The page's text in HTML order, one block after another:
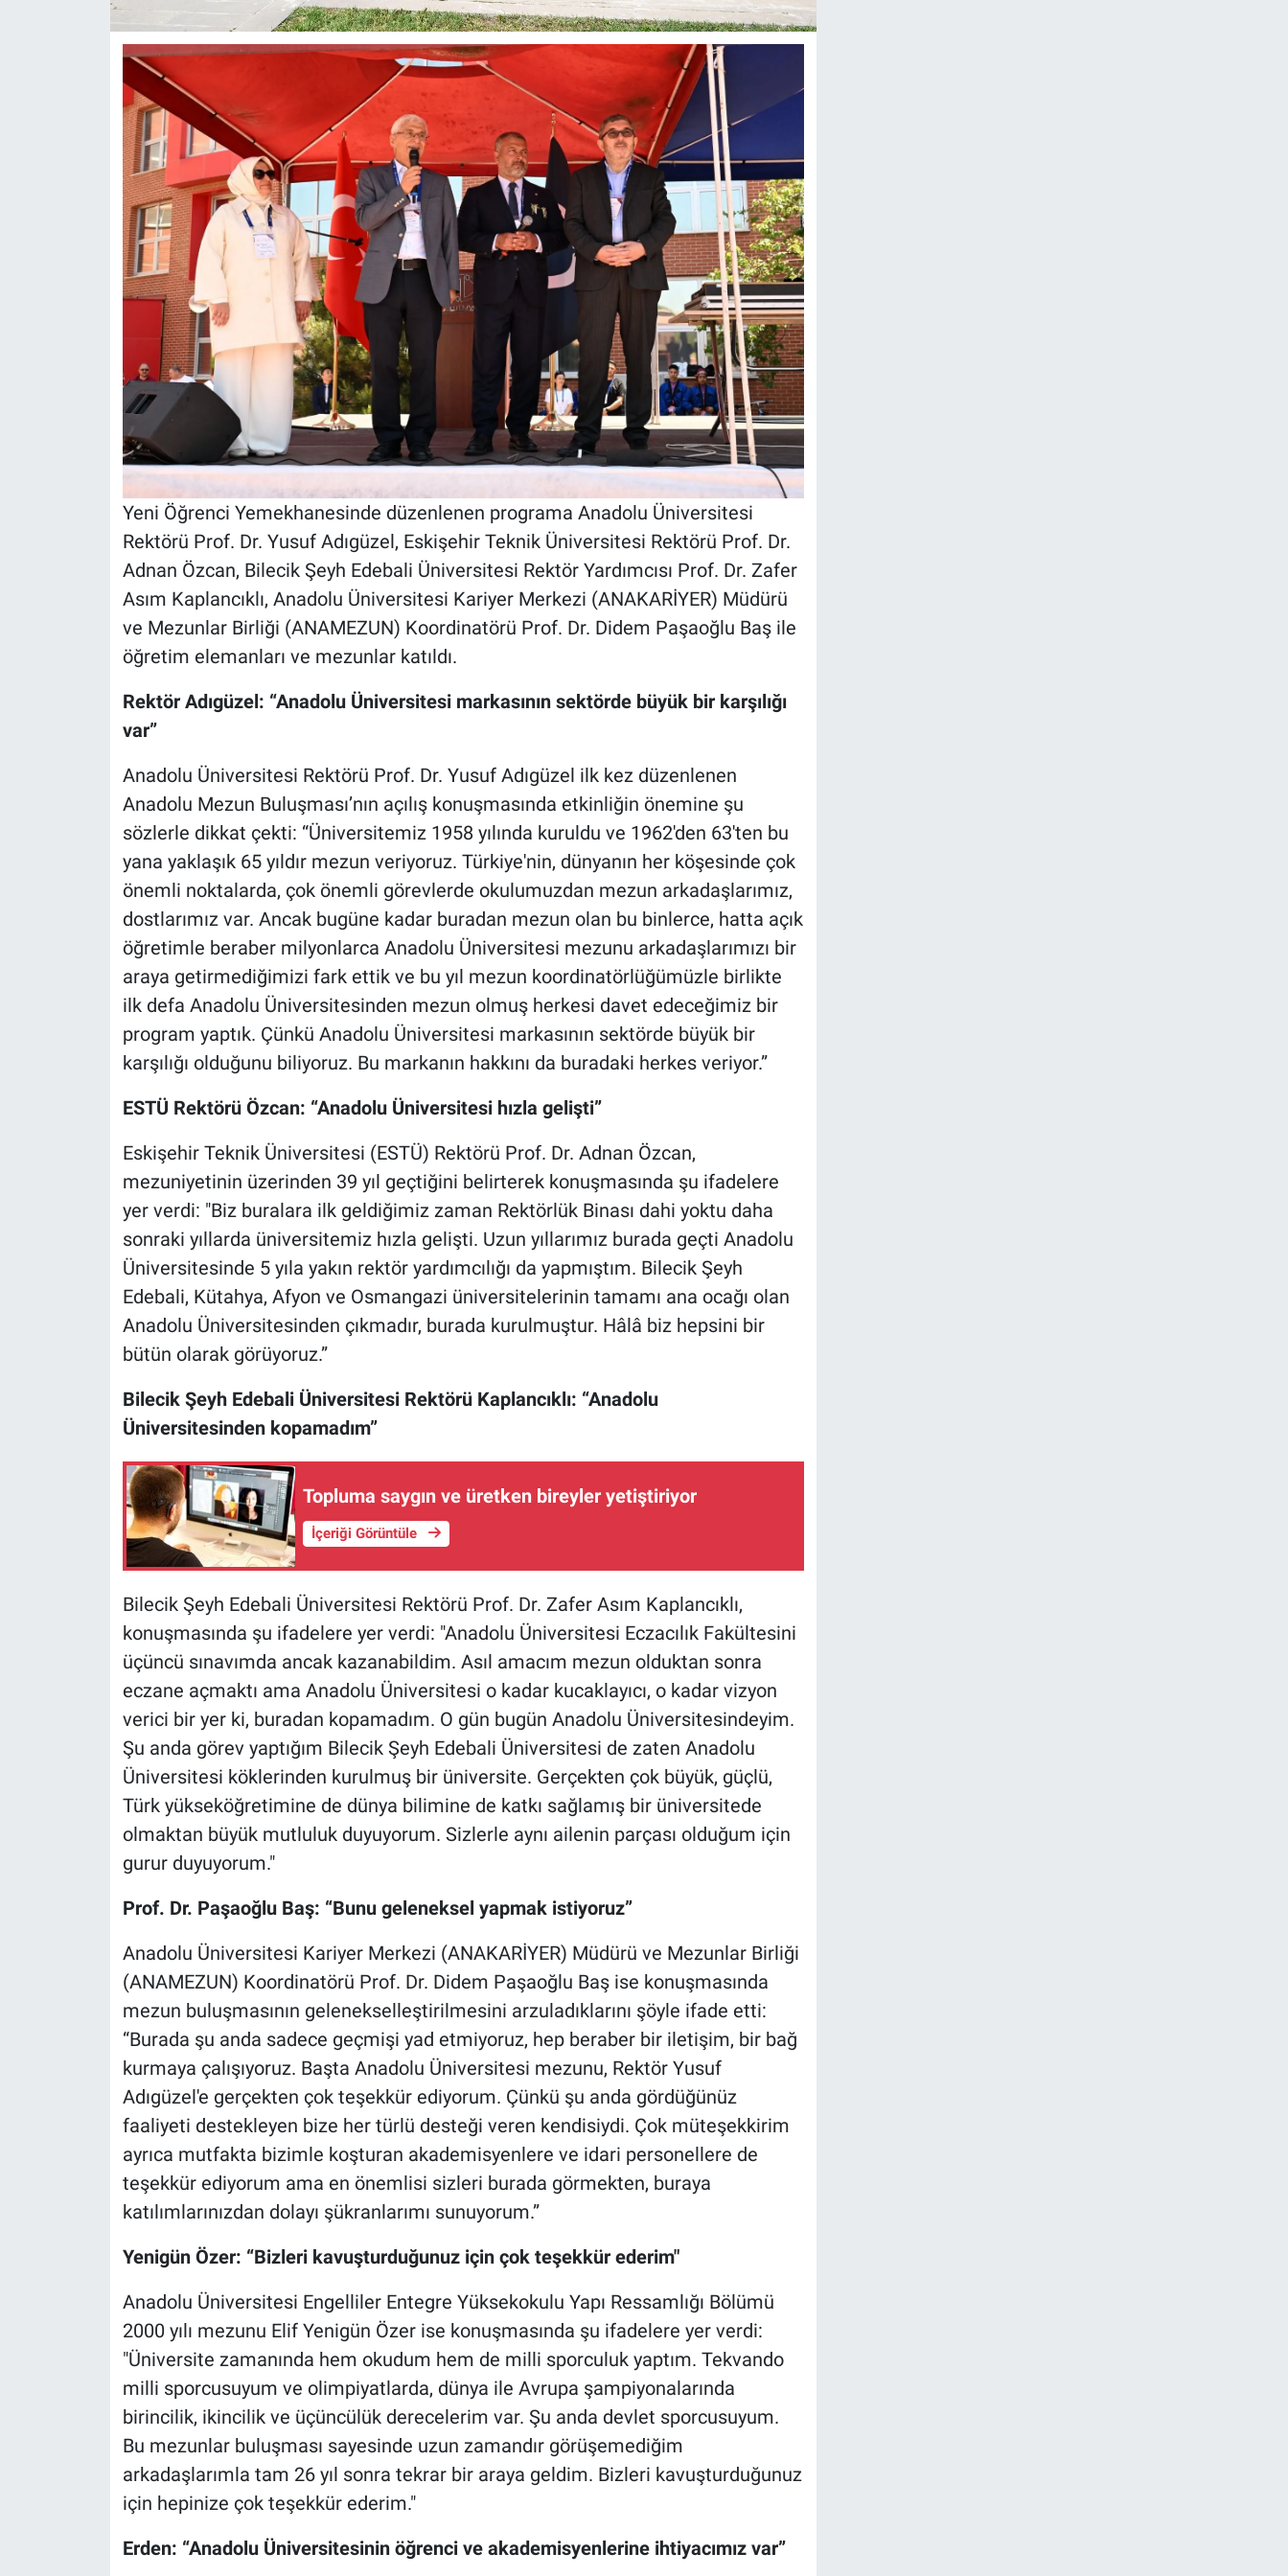
Yeni Öğrenci Yemekhanesinde düzenlenen programa Anadolu Üniversitesi
Rektörü Prof. Dr. Yusuf Adıgüzel, Eskişehir Teknik Üniversitesi Rektörü Prof. Dr.
Adnan Özcan, Bilecik Şeyh Edebali Üniversitesi Rektör Yardımcısı Prof. Dr. Zafer
Asım Kaplancıklı, Anadolu Üniversitesi Kariyer Merkezi (ANAKARİYER) Müdürü
ve Mezunlar Birliği (ANAMEZUN) Koordinatörü Prof. Dr. Didem Paşaoğlu Baş ile
öğretim elemanları ve mezunlar katıldı.
Rektör Adıgüzel: “Anadolu Üniversitesi markasının sektörde büyük bir karşılığı
var”
Anadolu Üniversitesi Rektörü Prof. Dr. Yusuf Adıgüzel ilk kez düzenlenen
Anadolu Mezun Buluşması’nın açılış konuşmasında etkinliğin önemine şu
sözlerle dikkat çekti: “Üniversitemiz 1958 yılında kuruldu ve 1962'den 63'ten bu
yana yaklaşık 65 yıldır mezun veriyoruz. Türkiye'nin, dünyanın her köşesinde çok
önemli noktalarda, çok önemli görevlerde okulumuzdan mezun arkadaşlarımız,
dostlarımız var. Ancak bugüne kadar buradan mezun olan bu binlerce, hatta açık
öğretimle beraber milyonlarca Anadolu Üniversitesi mezunu arkadaşlarımızı bir
araya getirmediğimizi fark ettik ve bu yıl mezun koordinatörlüğümüzle birlikte
ilk defa Anadolu Üniversitesinden mezun olmuş herkesi davet edeceğimiz bir
program yaptık. Çünkü Anadolu Üniversitesi markasının sektörde büyük bir
karşılığı olduğunu biliyoruz. Bu markanın hakkını da buradaki herkes veriyor.”
ESTÜ Rektörü Özcan: “Anadolu Üniversitesi hızla gelişti”
Eskişehir Teknik Üniversitesi (ESTÜ) Rektörü Prof. Dr. Adnan Özcan,
mezuniyetinin üzerinden 39 yıl geçtiğini belirterek konuşmasında şu ifadelere
yer verdi: "Biz buralara ilk geldiğimiz zaman Rektörlük Binası dahi yoktu daha
sonraki yıllarda üniversitemiz hızla gelişti. Uzun yıllarımız burada geçti Anadolu
Üniversitesinde 5 yıla yakın rektör yardımcılığı da yapmıştım. Bilecik Şeyh
Edebali, Kütahya, Afyon ve Osmangazi üniversitelerinin tamamı ana ocağı olan
Anadolu Üniversitesinden çıkmadır, burada kurulmuştur. Hâlâ biz hepsini bir
bütün olarak görüyoruz.”
Bilecik Şeyh Edebali Üniversitesi Rektörü Kaplancıklı: “Anadolu
Üniversitesinden kopamadım”
Topluma saygın ve üretken bireyler yetiştiriyor
İçeriği Görüntüle
Bilecik Şeyh Edebali Üniversitesi Rektörü Prof. Dr. Zafer Asım Kaplancıklı,
konuşmasında şu ifadelere yer verdi: "Anadolu Üniversitesi Eczacılık Fakültesini
üçüncü sınavımda ancak kazanabildim. Asıl amacım mezun olduktan sonra
eczane açmaktı ama Anadolu Üniversitesi o kadar kucaklayıcı, o kadar vizyon
verici bir yer ki, buradan kopamadım. O gün bugün Anadolu Üniversitesindeyim.
Şu anda görev yaptığım Bilecik Şeyh Edebali Üniversitesi de zaten Anadolu
Üniversitesi köklerinden kurulmuş bir üniversite. Gerçekten çok büyük, güçlü,
Türk yükseköğretimine de dünya bilimine de katkı sağlamış bir üniversitede
olmaktan büyük mutluluk duyuyorum. Sizlerle aynı ailenin parçası olduğum için
gurur duyuyorum."
Prof. Dr. Paşaoğlu Baş: “Bunu geleneksel yapmak istiyoruz”
Anadolu Üniversitesi Kariyer Merkezi (ANAKARİYER) Müdürü ve Mezunlar Birliği
(ANAMEZUN) Koordinatörü Prof. Dr. Didem Paşaoğlu Baş ise konuşmasında
mezun buluşmasının gelenekselleştirilmesini arzuladıklarını şöyle ifade etti:
“Burada şu anda sadece geçmişi yad etmiyoruz, hep beraber bir iletişim, bir bağ
kurmaya çalışıyoruz. Başta Anadolu Üniversitesi mezunu, Rektör Yusuf
Adıgüzel'e gerçekten çok teşekkür ediyorum. Çünkü şu anda gördüğünüz
faaliyeti destekleyen bize her türlü desteği veren kendisiydi. Çok müteşekkirim
ayrıca mutfakta bizimle koşturan akademisyenlere ve idari personellere de
teşekkür ediyorum ama en önemlisi sizleri burada görmekten, buraya
katılımlarınızdan dolayı şükranlarımı sunuyorum.”
Yenigün Özer: “Bizleri kavuşturduğunuz için çok teşekkür ederim"
Anadolu Üniversitesi Engelliler Entegre Yüksekokulu Yapı Ressamlığı Bölümü
2000 yılı mezunu Elif Yenigün Özer ise konuşmasında şu ifadelere yer verdi:
"Üniversite zamanında hem okudum hem de milli sporculuk yaptım. Tekvando
milli sporcusuyum ve olimpiyatlarda, dünya ile Avrupa şampiyonalarında
birincilik, ikincilik ve üçüncülük derecelerim var. Şu anda devlet sporcusuyum.
Bu mezunlar buluşması sayesinde uzun zamandır görüşemediğim
arkadaşlarımla tam 26 yıl sonra tekrar bir araya geldim. Bizleri kavuşturduğunuz
için hepinize çok teşekkür ederim."
Erden: “Anadolu Üniversitesinin öğrenci ve akademisyenlerine ihtiyacımız var”